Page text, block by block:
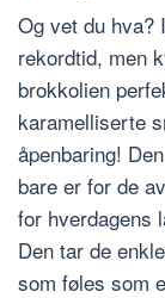
Og vet du hva?
rekordtid, men
brokkolien
karamelliserte
åpenbaring!
bare er for de
for hverdagens
Den tar de
som føles som